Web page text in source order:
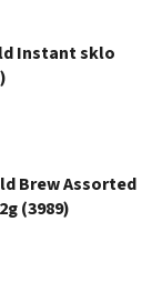
Instant sklo
Brew Assorted
(3989)